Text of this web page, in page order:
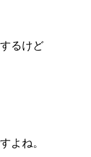
るけど
よね。